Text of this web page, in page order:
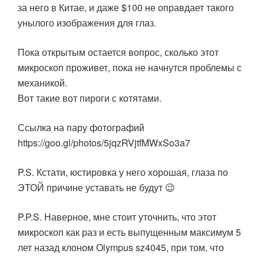
за него в Китае, и даже $100 не оправдает такого
унылого изображения для глаз.
Пока открытым остается вопрос, сколько этот
микроскоп проживет, пока не начнутся проблемы с
механикой.
Вот такие вот пироги с котятами.
Ссылка на пару фотографий
https://goo.gl/photos/5jqzRVjtfMWxSo3a7
P.S. Кстати, юстировка у него хорошая, глаза по
ЭТОЙ причине уставать не будут 😉
P.P.S. Наверное, мне стоит уточнить, что этот
микроскоп как раз и есть выпущенным максимум 5
лет назад клоном Olympus sz4045, при том, что